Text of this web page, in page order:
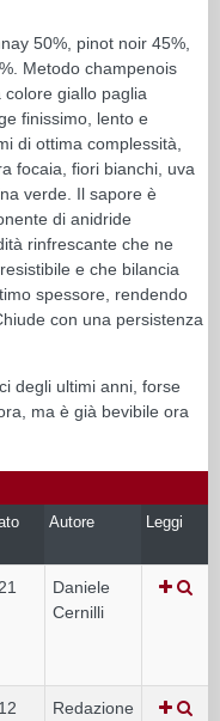
50%, pinot noir 45%,
Metodo champenois
colore giallo paglia
finissimo, lento e
di ottima complessità,
focaia, fiori bianchi, uva
verde. Il sapore è
di anidride
rinfrescante che ne
e che bilancia
spessore, rendendo
con una persistenza
degli ultimi anni, forse
ma è già bevibile ora
Autore Leggi
Daniele
Cernilli
Redazione